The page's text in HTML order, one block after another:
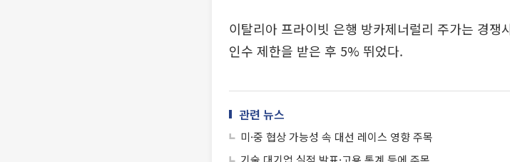
이탈리아 프라이빗 은행 방카제너럴리 주가는 경
인수 제한을 받은 후 5% 뛰었다.
관련 뉴스
미·중 협상 가능성 속 대선 레이스 영향 주목